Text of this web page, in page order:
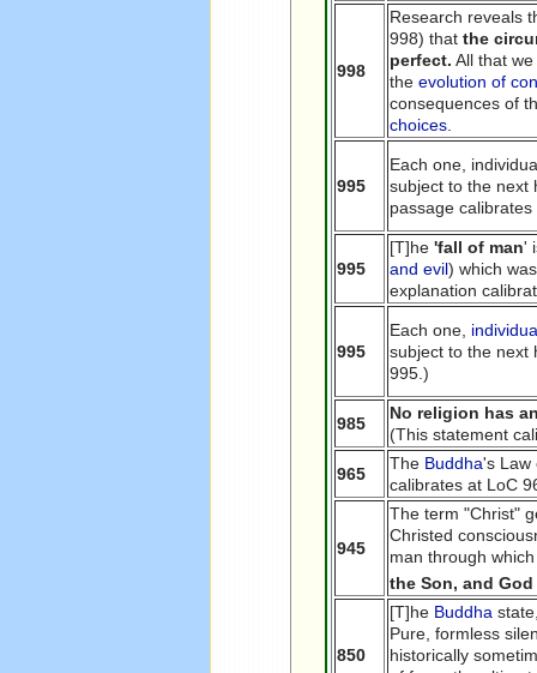
998
Research reveals
998) thatthe
perfect. All that
theevolution of
consequences of
choices.
995
Each one,
subject to the
passage
995
[T]he'fall of man'
and evil) which
explanation
995
Each one,
subject to the next
995.)
985
No religion has
(This statement
965
The Buddha's Law
calibrates at LoC
945
The term "Christ"
Christed
man through
the Son, and
850
[T]he Buddha
Pure, formless
historically